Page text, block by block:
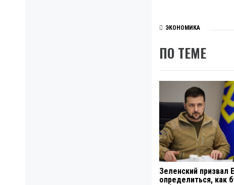
ЭКОНОМИКА
ПО ТЕМЕ
Зеленский призвал
определиться, как